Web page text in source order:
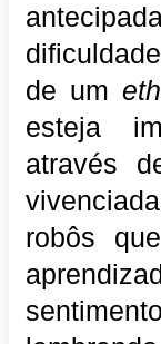
de um
esteja
através
robôs